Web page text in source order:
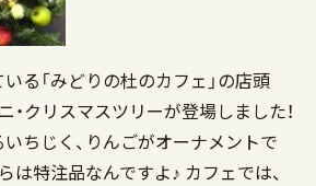
る「みどりの杜のカフェ」の店頭
・クリスマスツリーが登場しました！
ちじく、りんごがオーナメントで
は特注品なんですよ♪ カフェでは、